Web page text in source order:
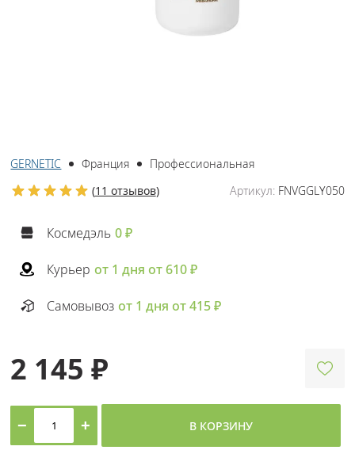
GERNETIC Франция
Профессиональная
Артикул:FNVGGLY050
(11 отзывов)
Космедэль 0 ₽
Курьер от 1 дня от 610 ₽
Самовывоз от 1 дня от 415 ₽
2 145 ₽
− + В КОРЗИНУ